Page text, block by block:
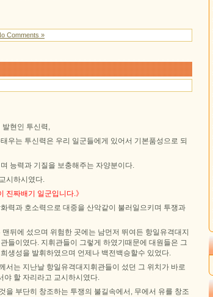
Comments »
발현인 투신력,
우는 투신력은 우리 일군들에게 있어서 기본품성으로 되
능력과 기질을 보충해주는 자양분이다.
시하시였다.
진짜배기 일군입니다.》
력과 호소력으로 대중을 산악같이 불러일으키며 투쟁과
뒤에 섰으며 위험한 곳에는 남먼저 뛰여든 항일유격대지
들이였다. 지휘관들이 그렇게 하였기때문에 대원들은 그
생성을 발휘하였으며 언제나 백전백승할수 있었다.
서는 지난날 항일유격대지휘관들이 섰던 그 위치가 바로
야 할 자리라고 교시하시였다.
을 부단히 창조하는 투쟁의 불길속에서, 무에서 유를 창조